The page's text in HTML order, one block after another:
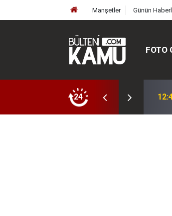
Manşetler Günün
FOTO
24
müdürler değişti, yeni isimler atandı